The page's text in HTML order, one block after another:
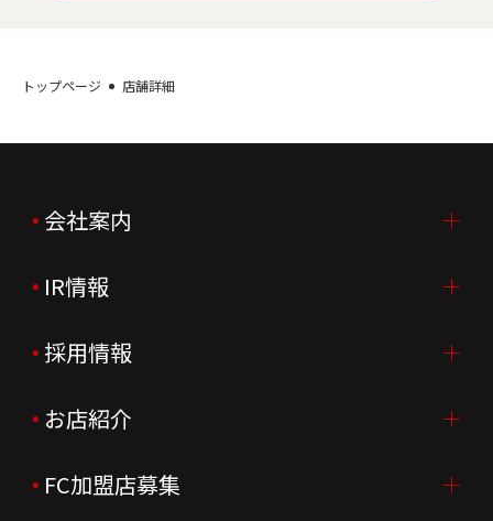
トップページ 店舗詳細
会社案内
会社案内TOP
ご挨拶
会社概要
会社沿革
IR情報
IR情報TOP
ニュースリリース
月次売上
採用情報
採用情報TOP
新卒採用
お店紹介
店舗を探す・予約する
FC加盟店募集